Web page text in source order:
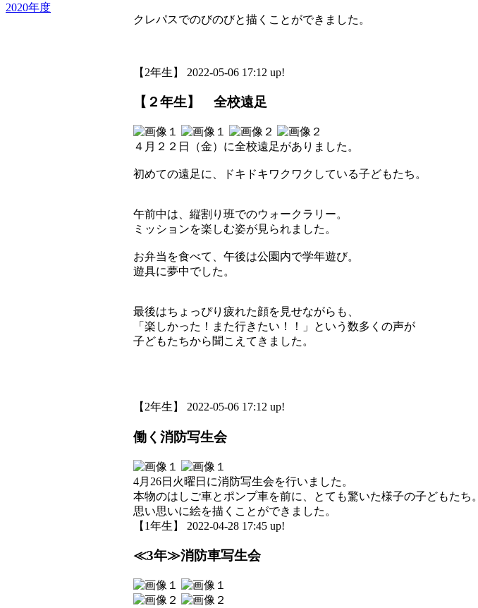
2020年度
クレパスでのびのびと描くことができました。
【2年生】 2022-05-06 17:12 up!
【２年生】 全校遠足
４月２２日（金）に全校遠足がありました。
初めての遠足に、ドキドキワクワクしている子どもたち。
午前中は、縦割り班でのウォークラリー。
ミッションを楽しむ姿が見られました。
お弁当を食べて、午後は公園内で学年遊び。
遊具に夢中でした。
最後はちょっぴり疲れた顔を見せながらも、
「楽しかった！また行きたい！！」という数多くの声が
子どもたちから聞こえてきました。
【2年生】 2022-05-06 17:12 up!
働く消防写生会
4月26日火曜日に消防写生会を行いました。
本物のはしご車とポンプ車を前に、とても驚いた様子の子どもたち。
思い思いに絵を描くことができました。
【1年生】 2022-04-28 17:45 up!
≪3年≫消防車写生会